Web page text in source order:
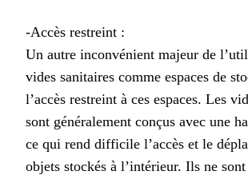
-Accès restreint :
Un autre inconvénient majeur de
vides sanitaires comme espaces de
l’accès restreint à ces espaces. Les
sont généralement conçus avec une
ce qui rend difficile l’accès et le
objets stockés à l’intérieur. Ils ne